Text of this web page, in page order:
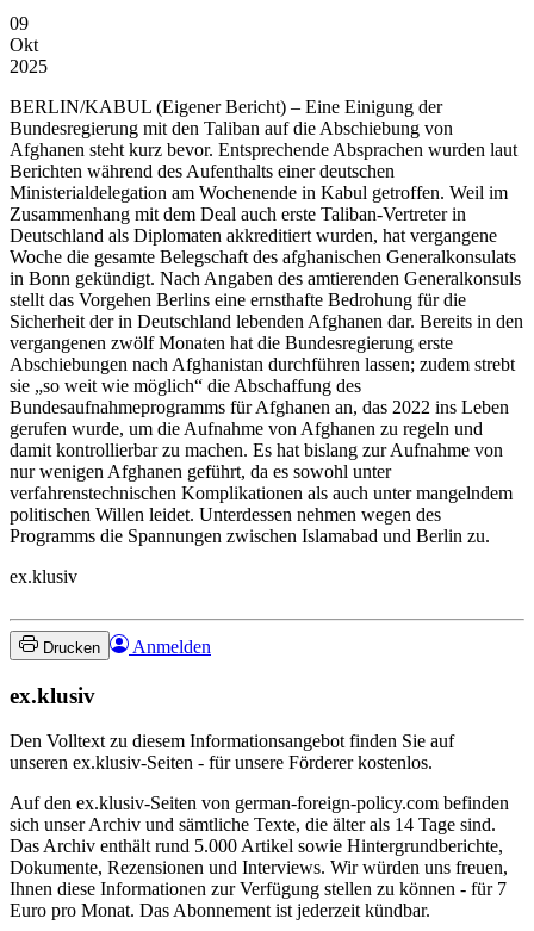
09
Okt
2025
BERLIN/KABUL (Eigener Bericht) – Eine Einigung der
Bundesregierung mit den Taliban auf die Abschiebung von
Afghanen steht kurz bevor. Entsprechende Absprachen wurden laut
Berichten während des Aufenthalts einer deutschen
Ministerialdelegation am Wochenende in Kabul getroffen. Weil im
Zusammenhang mit dem Deal auch erste Taliban-Vertreter in
Deutschland als Diplomaten akkreditiert wurden, hat vergangene
Woche die gesamte Belegschaft des afghanischen Generalkonsulats
in Bonn gekündigt. Nach Angaben des amtierenden Generalkonsuls
stellt das Vorgehen Berlins eine ernsthafte Bedrohung für die
Sicherheit der in Deutschland lebenden Afghanen dar. Bereits in den
vergangenen zwölf Monaten hat die Bundesregierung erste
Abschiebungen nach Afghanistan durchführen lassen; zudem strebt
sie „so weit wie möglich“ die Abschaffung des
Bundesaufnahmeprogramms für Afghanen an, das 2022 ins Leben
gerufen wurde, um die Aufnahme von Afghanen zu regeln und
damit kontrollierbar zu machen. Es hat bislang zur Aufnahme von
nur wenigen Afghanen geführt, da es sowohl unter
verfahrenstechnischen Komplikationen als auch unter mangelndem
politischen Willen leidet. Unterdessen nehmen wegen des
Programms die Spannungen zwischen Islamabad und Berlin zu.
ex.klusiv
Drucken Anmelden
ex.klusiv
Den Volltext zu diesem Informationsangebot finden Sie auf
unseren ex.klusiv-Seiten - für unsere Förderer kostenlos.
Auf den ex.klusiv-Seiten von german-foreign-policy.com befinden
sich unser Archiv und sämtliche Texte, die älter als 14 Tage sind.
Das Archiv enthält rund 5.000 Artikel sowie Hintergrundberichte,
Dokumente, Rezensionen und Interviews. Wir würden uns freuen,
Ihnen diese Informationen zur Verfügung stellen zu können - für 7
Euro pro Monat. Das Abonnement ist jederzeit kündbar.